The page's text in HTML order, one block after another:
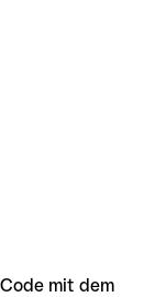
mit dem